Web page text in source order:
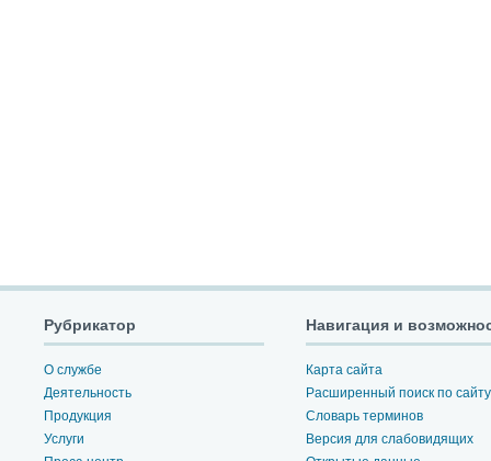
Рубрикатор
О службе
Деятельность
Продукция
Услуги
Навигация и
Карта сайта
Расширенный поиск по сайту
Словарь терминов
Версия для слабовидящих